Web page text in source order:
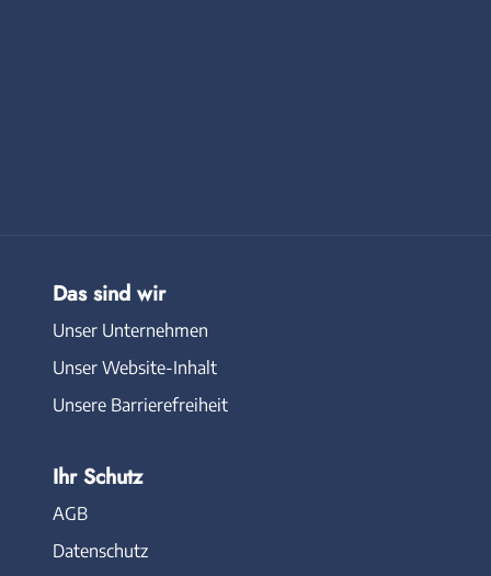
Das sind wir
Unser Unternehmen
Unser Website-Inhalt
Unsere Barrierefreiheit
Ihr Schutz
AGB
Datenschutz